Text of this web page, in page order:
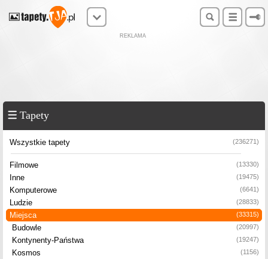
REKLAMA
Tapety
Wszystkie tapety (236271)
Filmowe (13330)
Inne (19475)
Komputerowe (6641)
Ludzie (28833)
Miejsca (33315)
Budowle (20997)
Kontynenty-Państwa (19247)
Kosmos (1156)